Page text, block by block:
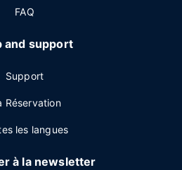
FAQ
and support
Support
Réservation
les langues
à la newsletter